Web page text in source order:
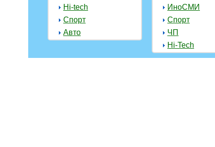
Hi-tech
Спорт
Авто
ИноСМИ
Спорт
ЧП
Hi-Tech